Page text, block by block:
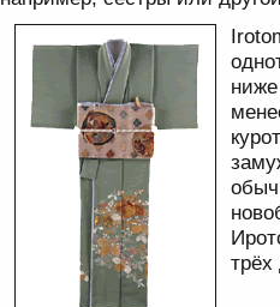
трёх